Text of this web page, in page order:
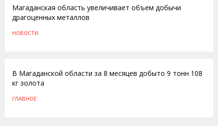
Магаданская область увеличивает объем добычи
драгоценных металлов
НОВОСТИ
В Магаданской области за 8 месяцев добыто 9 тонн 108
кг золота
ГЛАВНОЕ